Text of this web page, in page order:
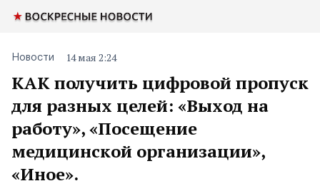
КАК получить цифровой пропуск
для разных целей: «Выход на
работу», «Посещение
медицинской организации»,
«Иное».
Новости 14 мая 2:24